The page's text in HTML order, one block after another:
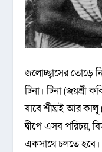
জলোচ্ছ্বাসের তোড়ে
টিনা। টিনা (জয়শ্রী
যাবে শীঘ্রই আর
দ্বীপে এসব পরিচয়,
একসাথে চলতে